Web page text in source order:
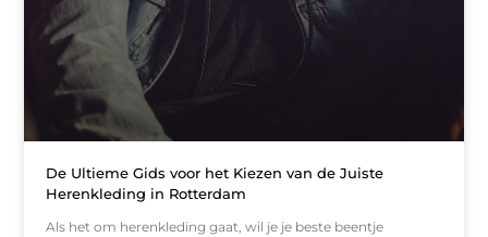
De Ultieme Gids voor het Kiezen van de Juiste
Herenkleding in Rotterdam
Als het om herenkleding gaat, wil je je beste beentje